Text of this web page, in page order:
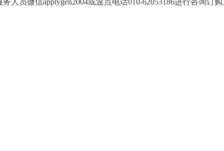
人员微信applygen2004或波点电话010-62053186进行咨询订